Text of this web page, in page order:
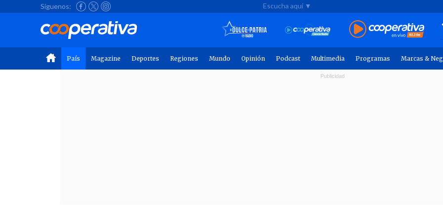
Síguenos: Escucha aquí ▼
País Magazine Deportes Regiones Mundo Opinión Podcast Multimedia Programas Marcas &